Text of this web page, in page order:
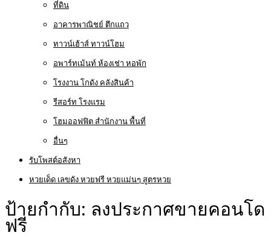
ที่ดิน
อาคารพาณิชย์ ตึกแถว
ทาวน์เฮ้าส์ ทาวน์โฮม
อพาร์ทเม้นท์ ห้องเช่า หอพัก
โรงงาน โกดัง คลังสินค้า
รีสอร์ท โรงแรม
โฮมออฟฟิต สำนักงาน พื้นที่
อื่นๆ
รับโพสต์อสังหา
หวยเด็ด เลขดัง หวยฟรี หวยแม่นๆ สูตรหวย
ป้ายกำกับ: ลงประกาศขายคอนโด
ฟรี